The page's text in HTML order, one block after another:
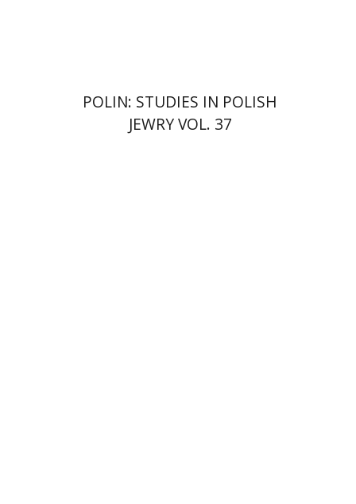
POLIN: STUDIES IN POLISH
JEWRY VOL. 37